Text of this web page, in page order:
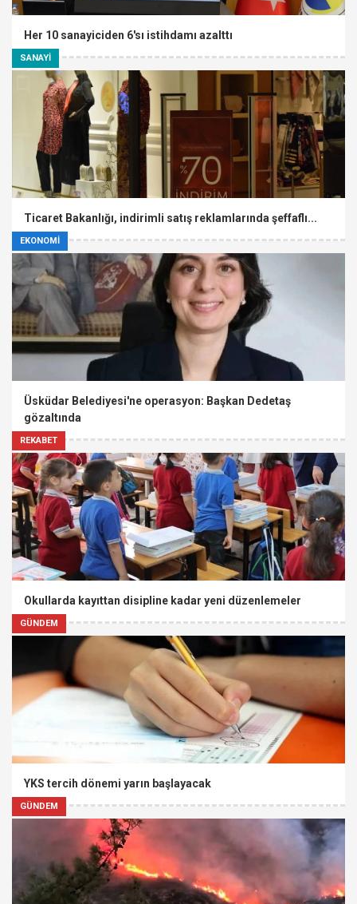
SANAYİ
Her 10 sanayiciden 6'sı istihdamı azalttı
EKONOMİ
Ticaret Bakanlığı, indirimli satış reklamlarında şeffaflı...
REKABET
Üsküdar Belediyesi'ne operasyon: Başkan Dedetaş
gözaltında
GÜNDEM
Okullarda kayıttan disipline kadar yeni düzenlemeler
GÜNDEM
YKS tercih dönemi yarın başlayacak